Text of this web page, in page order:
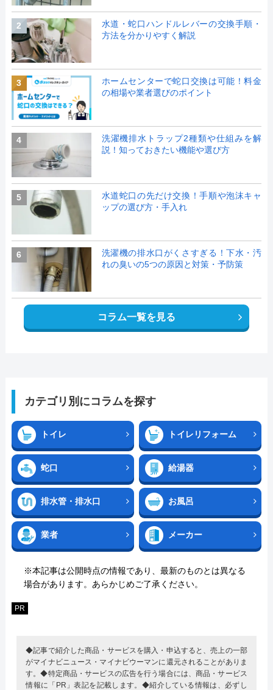
2
水道・蛇口ハンドルレバーの交換手順・
方法を分かりやすく解説
3
ホームセンターで蛇口交換は可能！料金
の相場や業者選びのポイント
4
洗濯機排水トラップ2種類や仕組みを解
説！知っておきたい機能や選び方
5
水道蛇口の先だけ交換！手順や泡沫キャ
ップの選び方・手入れ
6
洗濯機の排水口がくさすぎる！下水・汚
れの臭いの5つの原因と対策・予防策
コラム一覧を見る
カテゴリ別にコラムを探す
トイレ トイレリフォーム
蛇口 給湯器
排水管・排水口 お風呂
業者 メーカー
※本記事は公開時点の情報であり、最新のものとは異なる
場合があります。あらかじめご了承ください。
PR
◆記事で紹介した商品・サービスを購入・申込すると、売上の一部
がマイナビニュース・マイナビウーマンに還元されることがありま
す。◆特定商品・サービスの広告を行う場合には、商品・サービス
情報に「PR」表記を記載します。◆紹介している情報は、必ずし